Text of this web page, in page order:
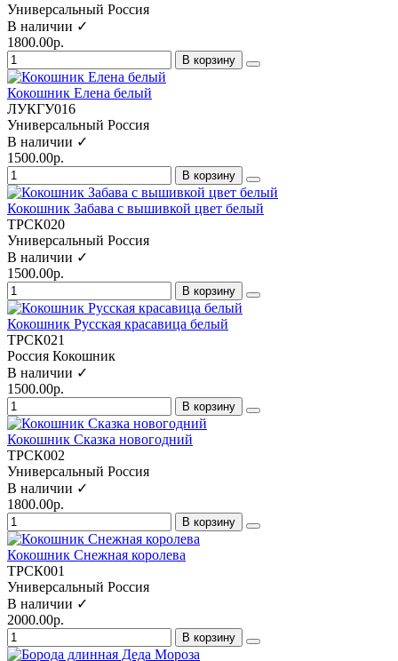
Универсальный Россия
В наличии ✓
1800.00р.
В корзину
Кокошник Елена белый
ЛУКГУ016
Универсальный Россия
В наличии ✓
1500.00р.
В корзину
Кокошник Забава с вышивкой цвет белый
ТРСК020
Универсальный Россия
В наличии ✓
1500.00р.
В корзину
Кокошник Русская красавица белый
ТРСК021
Россия Кокошник
В наличии ✓
1500.00р.
В корзину
Кокошник Сказка новогодний
ТРСК002
Универсальный Россия
В наличии ✓
1800.00р.
В корзину
Кокошник Снежная королева
ТРСК001
Универсальный Россия
В наличии ✓
2000.00р.
В корзину